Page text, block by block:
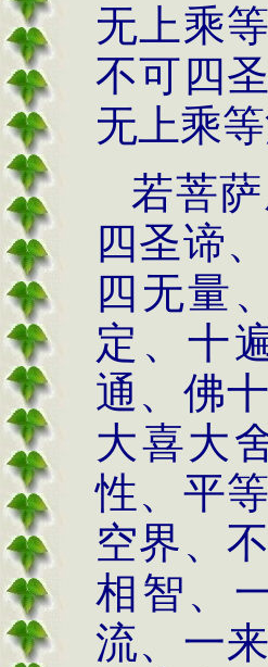
无上乘
不可四
无上乘等
若菩
四圣谛
四无量
定、十
通、佛
大喜大
性、平
空界、
相智、
流、一